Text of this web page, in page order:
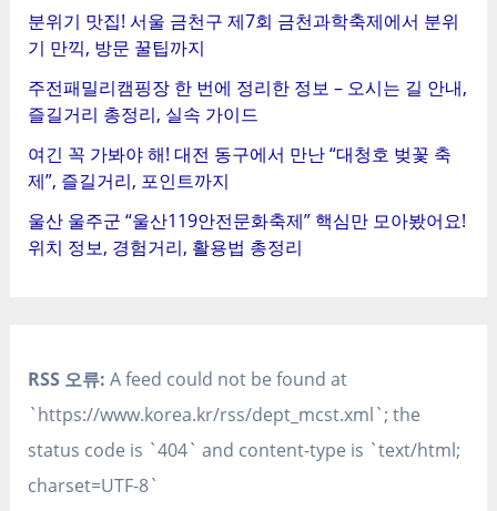
분위기 맛집! 서울 금천구 제7회 금천과학축제에서 분위
기 만끽, 방문 꿀팁까지
주전패밀리캠핑장 한 번에 정리한 정보 – 오시는 길 안내,
즐길거리 총정리, 실속 가이드
여긴 꼭 가봐야 해! 대전 동구에서 만난 “대청호 벚꽃 축
제”, 즐길거리, 포인트까지
울산 울주군 “울산119안전문화축제” 핵심만 모아봤어요!
위치 정보, 경험거리, 활용법 총정리
RSS 오류: A feed could not be found at
`https://www.korea.kr/rss/dept_mcst.xml`; the
status code is `404` and content-type is `text/html;
charset=UTF-8`